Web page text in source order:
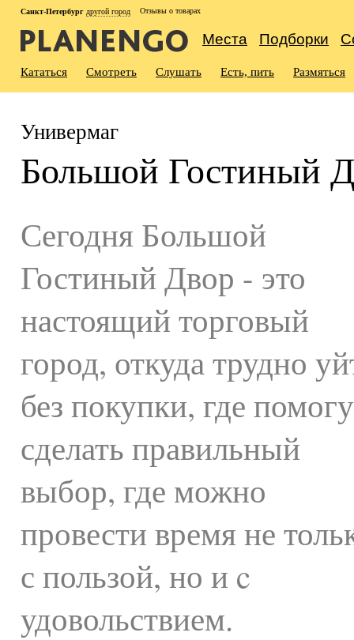
Санкт-Петербург другой город Отзывы о товарах
Места Подборки
Кататься Смотреть Слушать Есть, пить Размяться
Универмаг
Большой Гостиный
Сегодня Большой
Гостиный Двор - это
настоящий торговый
город, откуда трудно
без покупки, где
сделать правильный
выбор, где можно
провести время не
с пользой, но и c
удовольствием.